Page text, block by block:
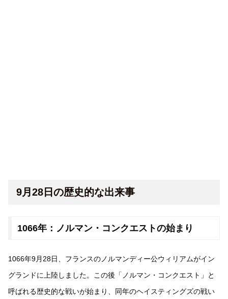
9月28日の歴史的な出来事
1066年：ノルマン・コンクエストの始まり
1066年9月28日、フランスのノルマンディー公ウィリアムがイン
グランドに上陸しました。この後「ノルマン・コンクエスト」と
呼ばれる歴史的な戦いが始まり、同年のヘイスティングズの戦い